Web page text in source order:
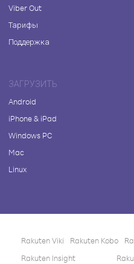
Viber Out
Тарифы
Поддержка
ЗАГРУЗИТЬ
Android
iPhone & iPad
Windows PC
Mac
Linux
Rakuten Viki Rakuten Kobo
Rakuten Insight